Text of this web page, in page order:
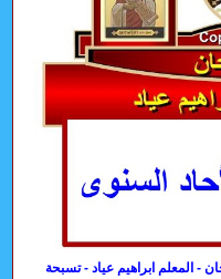
- المعلم ابراهيم عياد - تسبحة